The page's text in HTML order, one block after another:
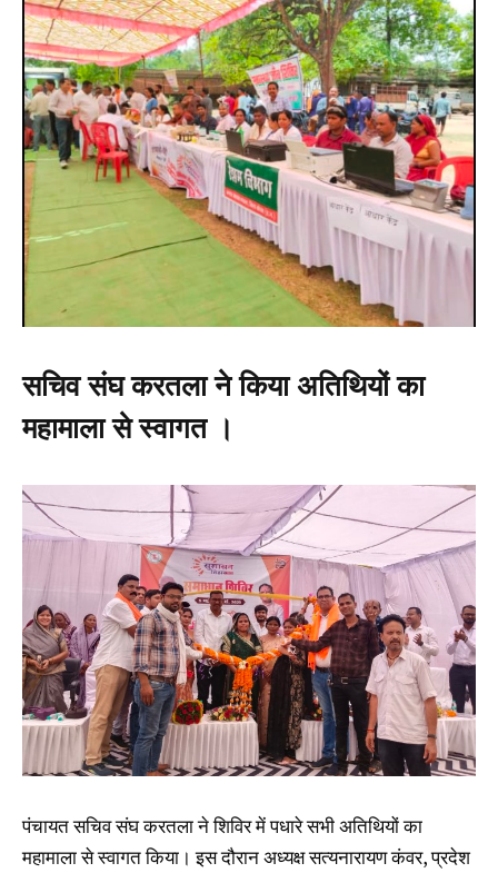
सचिव संघ करतला ने किया अतिथियों का
महामाला से स्वागत ।
पंचायत सचिव संघ करतला ने शिविर में पधारे सभी अतिथियों का
महामाला से स्वागत किया। इस दौरान अध्यक्ष सत्यनारायण कंवर, प्रदेश